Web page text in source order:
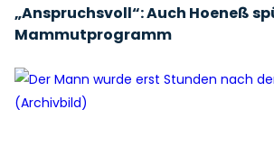
„Anspruchsvoll“: Auch Hoeneß
Mammutprogramm